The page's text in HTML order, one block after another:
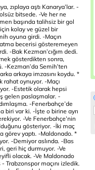
zıplaya aştı Kanarya’lar. -
bitsede. -Ve her ne
başında talihsiz bir gol
kolay ve güzel bir
oyuna girdi. -Maçın
becerisi gösteremeyen
-Bak Kezman’cığım dedi.
gösterdikten sonra,
-Kezman’da Semih’ten
arkaya imzasını koydu. *
rahat oynuyor. -Maçı
-Estetik olarak hepsi
gelen paslaşmalar. -
-Fenerbahçe’de
biri var ki. -İşte o birine ayrı
-Ve Fenerbahçe’nin
gösteriyor. -İki maç
görev yaptı. -Maldonado. *
-Demiyor aslında. -Bas
geri hiç durmuyor. -Ve
olacak. -Ve Maldonado
Trabzonspor maçını izledik.